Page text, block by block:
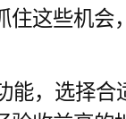
住这些机会
能，选择合